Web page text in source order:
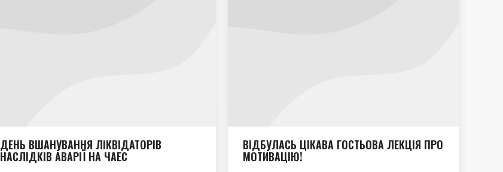
ДЕНЬ ВШАНУВАННЯ ЛІКВІДАТОРІВ
НАСЛІДКІВ АВАРІЇ НА ЧАЕС
ВІДБУЛАСЬ ЦІКАВА ГОСТЬОВА ЛЕКЦІЯ ПРО
МОТИВАЦІЮ!